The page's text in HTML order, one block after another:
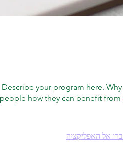
Describe your program here.
people how they can benefit
אל האפליקציה